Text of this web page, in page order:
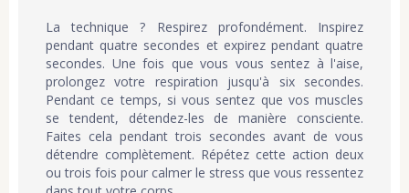
La technique ? Respirez profondément. Inspirez
pendant quatre secondes et expirez pendant quatre
secondes. Une fois que vous vous sentez à l'aise,
prolongez votre respiration jusqu'à six secondes.
Pendant ce temps, si vous sentez que vos muscles
se tendent, détendez-les de manière consciente.
Faites cela pendant trois secondes avant de vous
détendre complètement. Répétez cette action deux
ou trois fois pour calmer le stress que vous ressentez